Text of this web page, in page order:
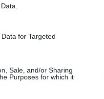
for Targeted
Sale, and/or Sharing
Purposes for which it